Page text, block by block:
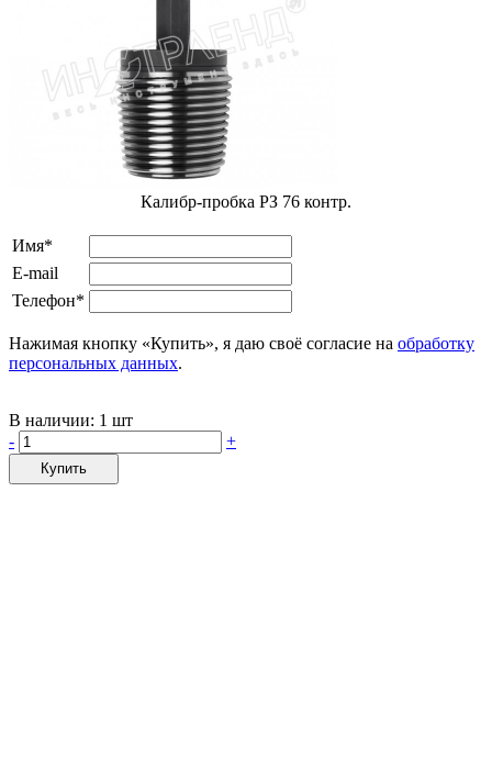
Калибр-пробка РЗ 76 контр.
Имя*
E-mail
Телефон*
Нажимая кнопку «Купить», я даю своё согласие на обработку
персональных данных.
В наличии: 1 шт
-
+
Купить